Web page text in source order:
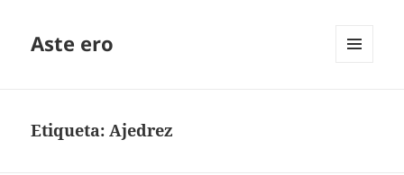
Aste ero
Etiqueta:Ajedrez